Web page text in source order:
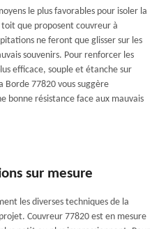
le plus favorables pour isoler la
que proposent couvreur à
ne feront que glisser sur les
souvenirs. Pour renforcer les
efficace, souple et étanche sur
Borde 77820 vous suggère
bonne résistance face aux mauvais
sur mesure
les diverses techniques de la
Couvreur 77820 est en mesure